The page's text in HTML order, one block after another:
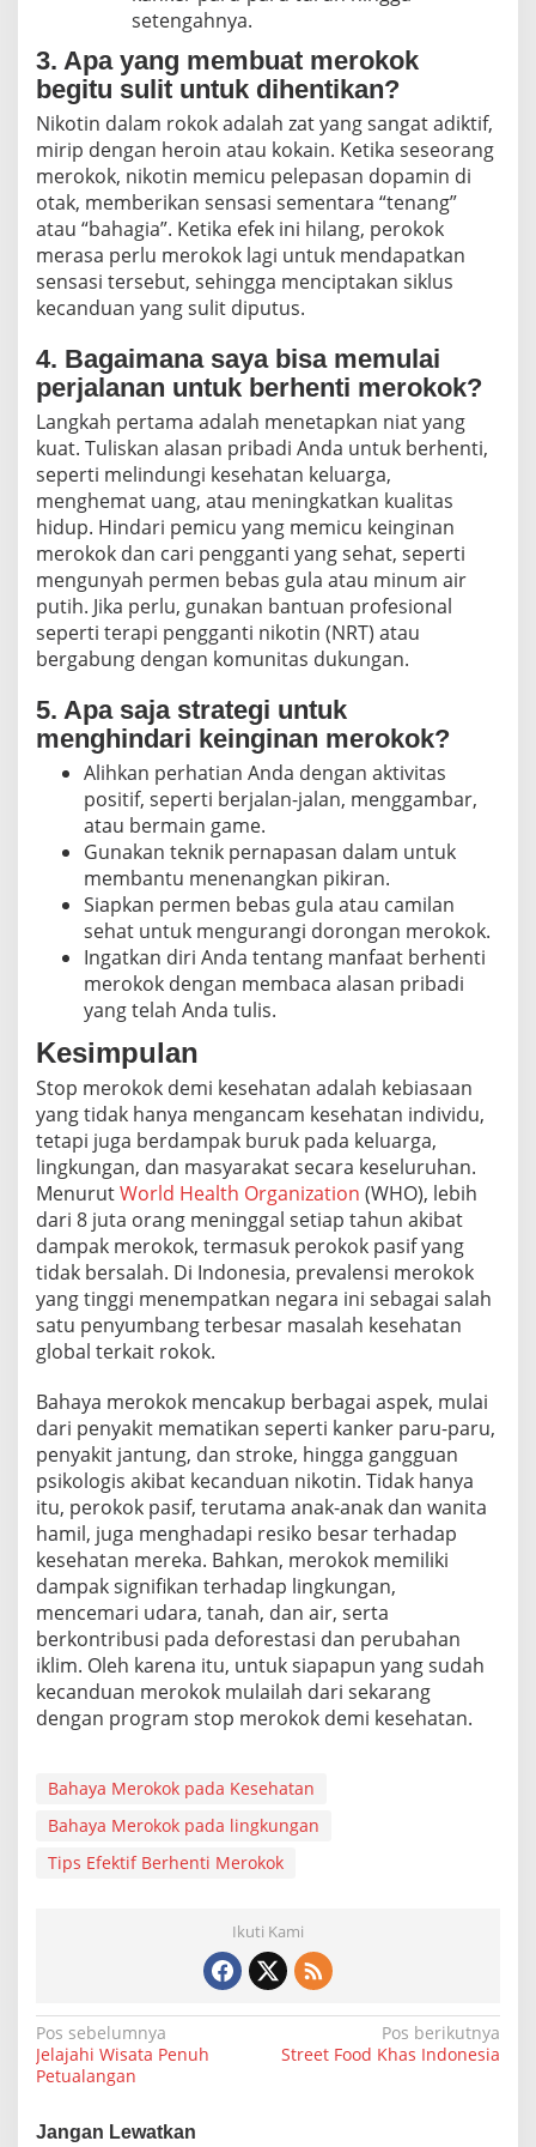
setengahnya.
3. Apa yang membuat merokok
begitu sulit untuk dihentikan?
Nikotin dalam rokok adalah zat yang sangat adiktif,
mirip dengan heroin atau kokain. Ketika seseorang
merokok, nikotin memicu pelepasan dopamin di
otak, memberikan sensasi sementara “tenang”
atau “bahagia”. Ketika efek ini hilang, perokok
merasa perlu merokok lagi untuk mendapatkan
sensasi tersebut, sehingga menciptakan siklus
kecanduan yang sulit diputus.
4. Bagaimana saya bisa memulai
perjalanan untuk berhenti merokok?
Langkah pertama adalah menetapkan niat yang
kuat. Tuliskan alasan pribadi Anda untuk berhenti,
seperti melindungi kesehatan keluarga,
menghemat uang, atau meningkatkan kualitas
hidup. Hindari pemicu yang memicu keinginan
merokok dan cari pengganti yang sehat, seperti
mengunyah permen bebas gula atau minum air
putih. Jika perlu, gunakan bantuan profesional
seperti terapi pengganti nikotin (NRT) atau
bergabung dengan komunitas dukungan.
5. Apa saja strategi untuk
menghindari keinginan merokok?
Alihkan perhatian Anda dengan aktivitas
positif, seperti berjalan-jalan, menggambar,
atau bermain game.
Gunakan teknik pernapasan dalam untuk
membantu menenangkan pikiran.
Siapkan permen bebas gula atau camilan
sehat untuk mengurangi dorongan merokok.
Ingatkan diri Anda tentang manfaat berhenti
merokok dengan membaca alasan pribadi
yang telah Anda tulis.
Kesimpulan
Stop merokok demi kesehatan adalah kebiasaan
yang tidak hanya mengancam kesehatan individu,
tetapi juga berdampak buruk pada keluarga,
lingkungan, dan masyarakat secara keseluruhan.
MenurutWorld Health Organization (WHO), lebih
dari 8 juta orang meninggal setiap tahun akibat
dampak merokok, termasuk perokok pasif yang
tidak bersalah. Di Indonesia, prevalensi merokok
yang tinggi menempatkan negara ini sebagai salah
satu penyumbang terbesar masalah kesehatan
global terkait rokok.
Bahaya merokok mencakup berbagai aspek, mulai
dari penyakit mematikan seperti kanker paru-paru,
penyakit jantung, dan stroke, hingga gangguan
psikologis akibat kecanduan nikotin. Tidak hanya
itu, perokok pasif, terutama anak-anak dan wanita
hamil, juga menghadapi resiko besar terhadap
kesehatan mereka. Bahkan, merokok memiliki
dampak signifikan terhadap lingkungan,
mencemari udara, tanah, dan air, serta
berkontribusi pada deforestasi dan perubahan
iklim. Oleh karena itu, untuk siapapun yang sudah
kecanduan merokok mulailah dari sekarang
dengan program stop merokok demi kesehatan.
Bahaya Merokok pada Kesehatan
Bahaya Merokok pada lingkungan
Tips Efektif Berhenti Merokok
Ikuti Kami
N
a
i
Pos sebelumnya
Jelajahi Wisata Penuh
Petualangan
Pos berikutnya
Street Food Khas Indonesia
Jangan Lewatkan